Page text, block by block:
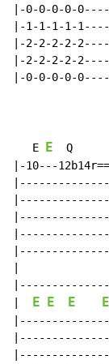
|-0-0-0-0-
|-1-1-1-1-
|-2-2-2-2-
|-2-2-2-2-
|-0-0-0-0-
   E
E
Q
|-10---
E E E E